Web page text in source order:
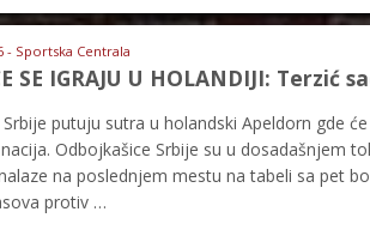
- Sportska Centrala
SE IGRAJU U HOLANDIJI: Terzić
putuju sutra u holandski Apeldorn gde
Odbojkašice Srbije su u dosadašnjem
na poslednjem mestu na tabeli sa pet
protiv …